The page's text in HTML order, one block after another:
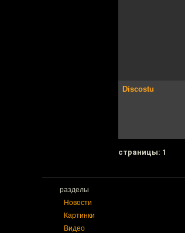
Discostu
cтраницы: 1
разделы
Новости
Картинки
Видео